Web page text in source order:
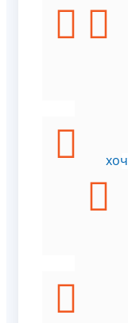
хочу
по